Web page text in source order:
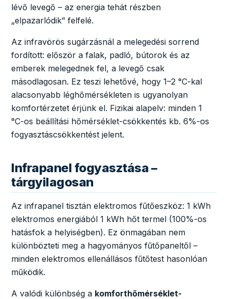
lévő levegő – az energia tehát részben
„elpazarlódik” felfelé.
Az infravörös sugárzásnál a melegedési sorrend
fordított: először a falak, padló, bútorok és az
emberek melegednek fel, a levegő csak
másodlagosan. Ez teszi lehetővé, hogy 1–2 °C-kal
alacsonyabb léghőmérsékleten is ugyanolyan
komfortérzetet érjünk el. Fizikai alapelv: minden 1
°C-os beállítási hőmérséklet-csökkentés kb. 6%-os
fogyasztáscsökkentést jelent.
Infrapanel fogyasztása –
tárgyilagosan
Az infrapanel tisztán elektromos fűtőeszköz: 1 kWh
elektromos energiából 1 kWh hőt termel (100%-os
hatásfok a helyiségben). Ez önmagában nem
különbözteti meg a hagyományos fűtőpaneltől –
minden elektromos ellenállásos fűtőtest hasonlóan
működik.
A valódi különbség a komforthőmérséklet-